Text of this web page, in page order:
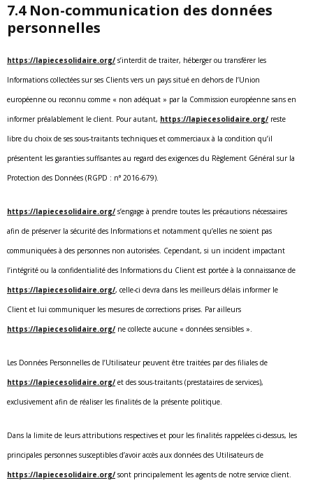
7.4 Non-communication des données
personnelles
https://lapiecesolidaire.org/ s’interdit de traiter, héberger ou transférer les
Informations collectées sur ses Clients vers un pays situé en dehors de l’Union
européenne ou reconnu comme « non adéquat » par la Commission européenne sans en
informer préalablement le client. Pour autant, https://lapiecesolidaire.org/ reste
libre du choix de ses sous-traitants techniques et commerciaux à la condition qu’il
présentent les garanties suffisantes au regard des exigences du Règlement Général sur la
Protection des Données (RGPD : n° 2016-679).
https://lapiecesolidaire.org/ s’engage à prendre toutes les précautions nécessaires
afin de préserver la sécurité des Informations et notamment qu’elles ne soient pas
communiquées à des personnes non autorisées. Cependant, si un incident impactant
l’intégrité ou la confidentialité des Informations du Client est portée à la connaissance de
https://lapiecesolidaire.org/, celle-ci devra dans les meilleurs délais informer le
Client et lui communiquer les mesures de corrections prises. Par ailleurs
https://lapiecesolidaire.org/ ne collecte aucune « données sensibles ».
Les Données Personnelles de l’Utilisateur peuvent être traitées par des filiales de
https://lapiecesolidaire.org/ et des sous-traitants (prestataires de services),
exclusivement afin de réaliser les finalités de la présente politique.
Dans la limite de leurs attributions respectives et pour les finalités rappelées ci-dessus, les
principales personnes susceptibles d’avoir accès aux données des Utilisateurs de
https://lapiecesolidaire.org/ sont principalement les agents de notre service client.